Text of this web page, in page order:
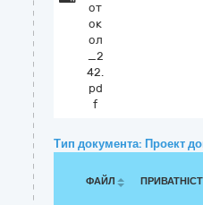
от
ок
ол
_2
42.
pd
f
Тип документа: Проект
ФАЙЛ